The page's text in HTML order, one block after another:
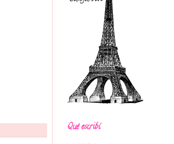
Qué escribí